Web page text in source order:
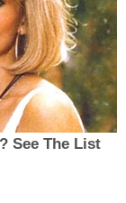
See The List